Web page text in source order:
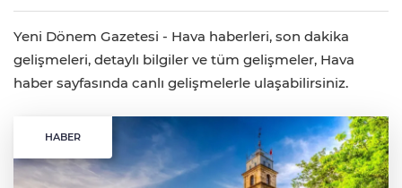
Yeni Dönem Gazetesi - Hava haberleri, son dakika
gelişmeleri, detaylı bilgiler ve tüm gelişmeler, Hava
haber sayfasında canlı gelişmelerle ulaşabilirsiniz.
HABER